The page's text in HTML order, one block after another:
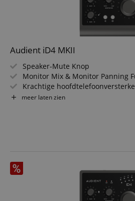
Audient iD4 MKII
Speaker-Mute Knop
Monitor Mix & Monitor Panning
Krachtige
DAC
meer laten zien